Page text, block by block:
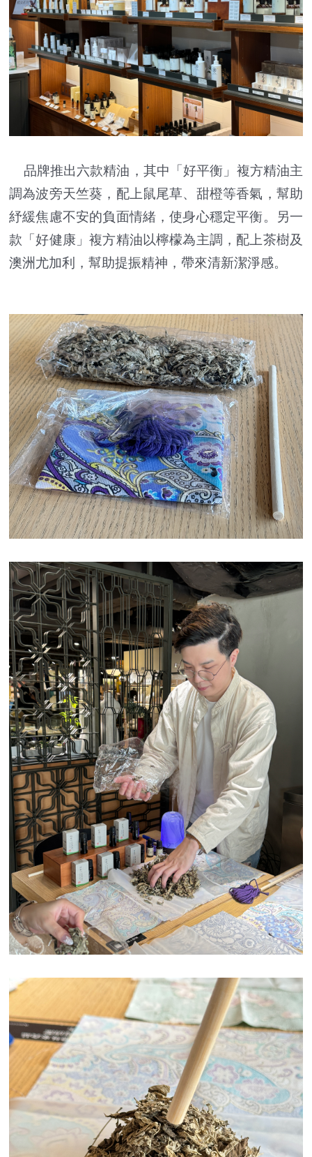
品牌推出六款精油，其中「好平衡」複方精油主
調為波旁天竺葵，配上鼠尾草、甜橙等香氣，幫助
紓緩焦慮不安的負面情緒，使身心穩定平衡。另一
款「好健康」複方精油以檸檬為主調，配上茶樹及
澳洲尤加利，幫助提振精神，帶來清新潔淨感。